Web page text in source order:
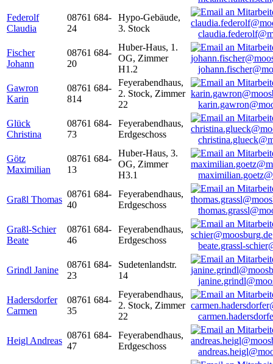
Federolf
Claudia
08761 684-
24
Hypo-Gebäude,
3. Stock
Fischer
Johann
08761 684-
20
Huber-Haus, 1.
OG, Zimmer
H1.2
Gawron
Karin
08761 684-
814
Feyerabendhaus,
2. Stock, Zimmer
22
Glück
Christina
08761 684-
73
Feyerabendhaus,
Erdgeschoss
Götz
Maximilian
08761 684-
13
Huber-Haus, 3.
OG, Zimmer
H3.1
Graßl Thomas
08761 684-
40
Feyerabendhaus,
Erdgeschoss
Graßl-Schier
Beate
08761 684-
46
Feyerabendhaus,
Erdgeschoss
beate.grassl-
Grindl Janine
08761 684-
23
Sudetenlandstr.
14
Hadersdorfer
Carmen
08761 684-
35
Feyerabendhaus,
2. Stock, Zimmer
22
Heigl Andreas
08761 684-
47
Feyerabendhaus,
Erdgeschoss